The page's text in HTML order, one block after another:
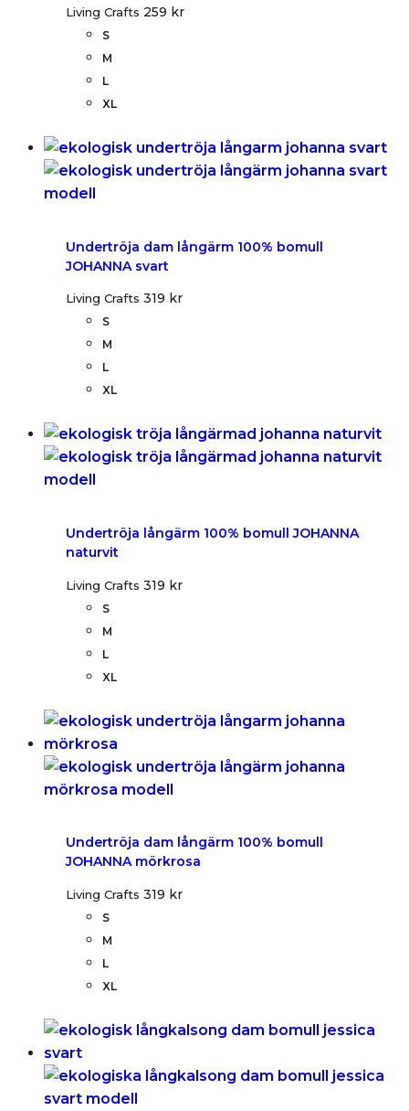
Living Crafts 259 kr
S
M
L
XL
Undertröja dam långärm 100% bomull
JOHANNA svart
Living Crafts 319 kr
S
M
L
XL
Undertröja långärm 100% bomull JOHANNA
naturvit
Living Crafts 319 kr
S
M
L
XL
Undertröja dam långärm 100% bomull
JOHANNA mörkrosa
Living Crafts 319 kr
S
M
L
XL